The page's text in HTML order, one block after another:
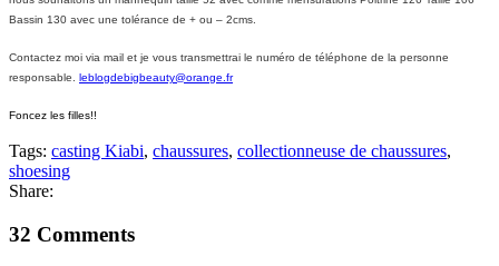
Bassin 130 avec une tolérance de + ou – 2cms.
Contactez moi via mail et je vous transmettrai le numéro de téléphone de la personne
responsable. leblogdebigbeauty@orange.fr
Foncez les filles!!
Tags: casting Kiabi, chaussures, collectionneuse de chaussures,
shoesing
Share:
32 Comments